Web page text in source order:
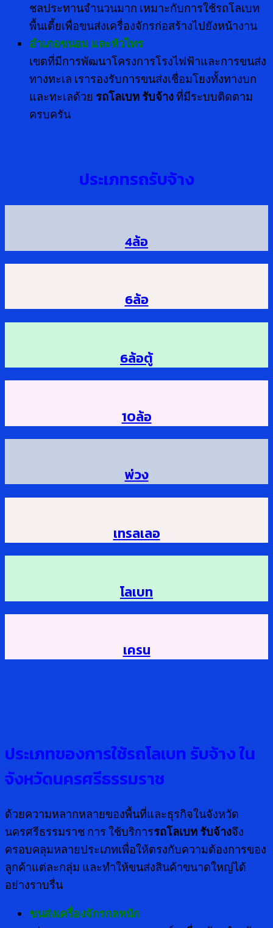
ชลประทานจำนวนมาก เหมาะกับการใช้รถโลเบท
พื้นเตี้ยเพื่อขนส่งเครื่องจักรก่อสร้างไปยังหน้างาน
อำเภอขนอม และหัวไทร
เขตที่มีการพัฒนาโครงการโรงไฟฟ้าและการขนส่ง
ทางทะเล เรารองรับการขนส่งเชื่อมโยงทั้งทางบก
และทะเลด้วย รถโลเบท รับจ้างที่มีระบบติดตาม
ครบครัน
ประเภทรถรับจ้าง
4ล้อ
6ล้อ
6ล้อตู้
10ล้อ
พ่วง
เทรลเลอ
โลเบท
เครน
ประเภทของการใช้รถโลเบท รับจ้าง ใน
จังหวัดนครศรีธรรมราช
ด้วยความหลากหลายของพื้นที่และธุรกิจในจังหวัด
นครศรีธรรมราช การ ใช้บริการรถโลเบท รับจ้างจึง
ครอบคลุมหลายประเภทเพื่อให้ตรงกับความต้องการของ
ลูกค้าแต่ละกลุ่ม และทำให้ขนส่งสินค้าขนาดใหญ่ได้
อย่างราบรื่น
ขนส่งเครื่องจักรกลหนัก